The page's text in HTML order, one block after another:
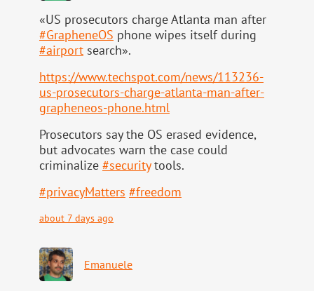
«US prosecutors charge Atlanta man after
#GrapheneOS phone wipes itself during
#airport search».
https://www.techspot.com/news/113236-
us-prosecutors-charge-atlanta-man-after-
grapheneos-phone.html
Prosecutors say the OS erased evidence,
but advocates warn the case could
criminalize #securitytools.
#privacyMatters #freedom
about 7 days ago
Emanuele